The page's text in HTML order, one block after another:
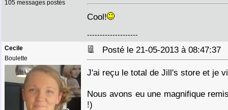
105 messages postés
Cool!
--------------------
Cecile
Boulette
Posté le 21-05-2013 à 08:47:37
J'ai reçu le total de Jill's store et je
Nous avons eu une magnifique
!)